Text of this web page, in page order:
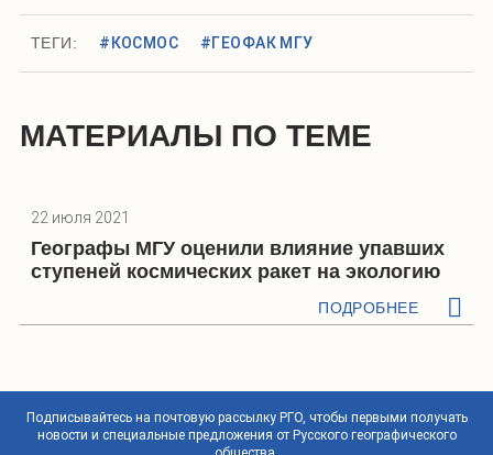
ТЕГИ: #КОСМОС #ГЕОФАК МГУ
МАТЕРИАЛЫ ПО ТЕМЕ
22 июля 2021
Географы МГУ оценили влияние упавших
ступеней космических ракет на экологию
ПОДРОБНЕЕ
Подписывайтесь на почтовую рассылку РГО, чтобы первыми получать
новости и специальные предложения от Русского географического